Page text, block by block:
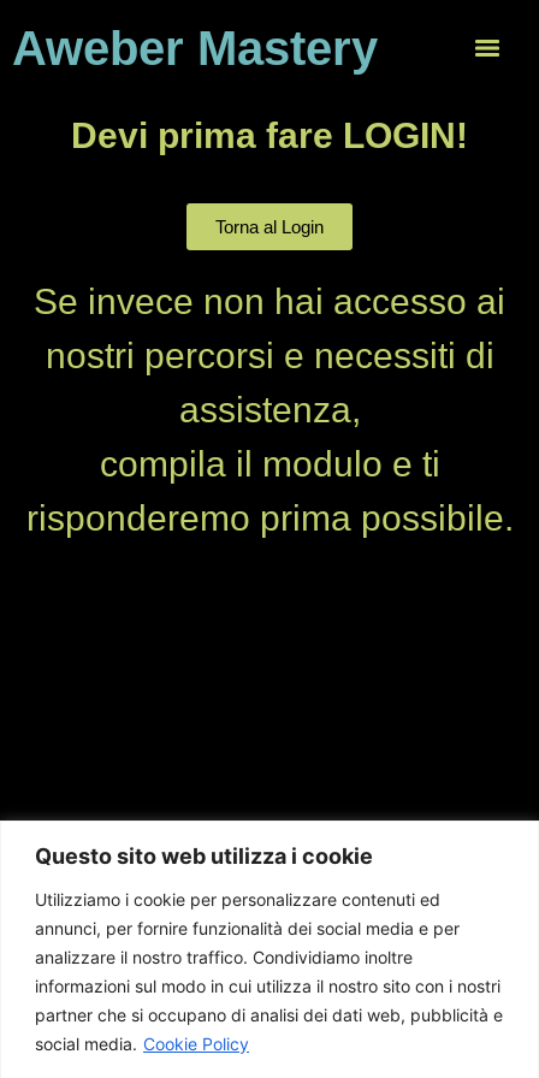
Questo sito web utilizza i cookie
Utilizziamo i cookie per personalizzare contenuti ed
annunci, per fornire funzionalità dei social media e per
analizzare il nostro traffico. Condividiamo inoltre
informazioni sul modo in cui utilizza il nostro sito con i nostri
partner che si occupano di analisi dei dati web, pubblicità e
social media. Cookie Policy
Aweber Mastery
Devi prima fare LOGIN!
Torna al Login
Se invece non hai accesso ai
nostri percorsi e necessiti di
assistenza,
compila il modulo e ti
risponderemo prima possibile.